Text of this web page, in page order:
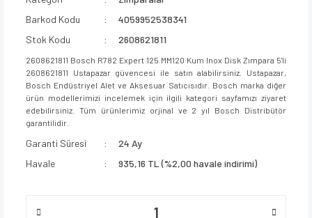
Barkod Kodu
4059952538341
Stok Kodu
2608621811
2608621811 Bosch R782 Expert 125 MM120 Kum Inox Disk Zımpara 5'li
2608621811 Ustapazar güvencesi ile satın alabilirsiniz. Ustapazar,
Bosch Endüstriyel Alet ve Aksesuar Satıcısıdır. Bosch marka diğer
ürün modellerimizi incelemek için ilgili kategori sayfamızı ziyaret
edebilirsiniz. Tüm ürünlerimiz orjinal ve 2 yıl Bosch Distribütör
garantilidir.
Garanti Süresi
24 Ay
Havale
935,16 TL (%2,00 havale indirimi)